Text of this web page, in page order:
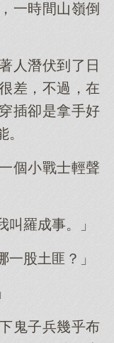
一時間山嶺倒
人潛伏到了日
差，不過，在
插卻是拿手好
個小戰士輕聲
羅成事。」
一股土匪？」
鬼子兵幾乎布